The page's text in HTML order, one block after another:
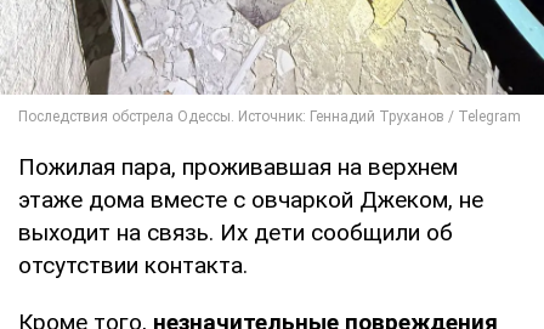
Пожилая пара, проживавшая на верхнем
этаже дома вместе с овчаркой Джеком, не
выходит на связь. Их дети сообщили об
отсутствии контакта.
Кроме того, незначительные повреждения